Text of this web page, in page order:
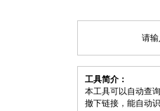
请输
工具简介：
本工具可以自动查
撤下链接，能自动